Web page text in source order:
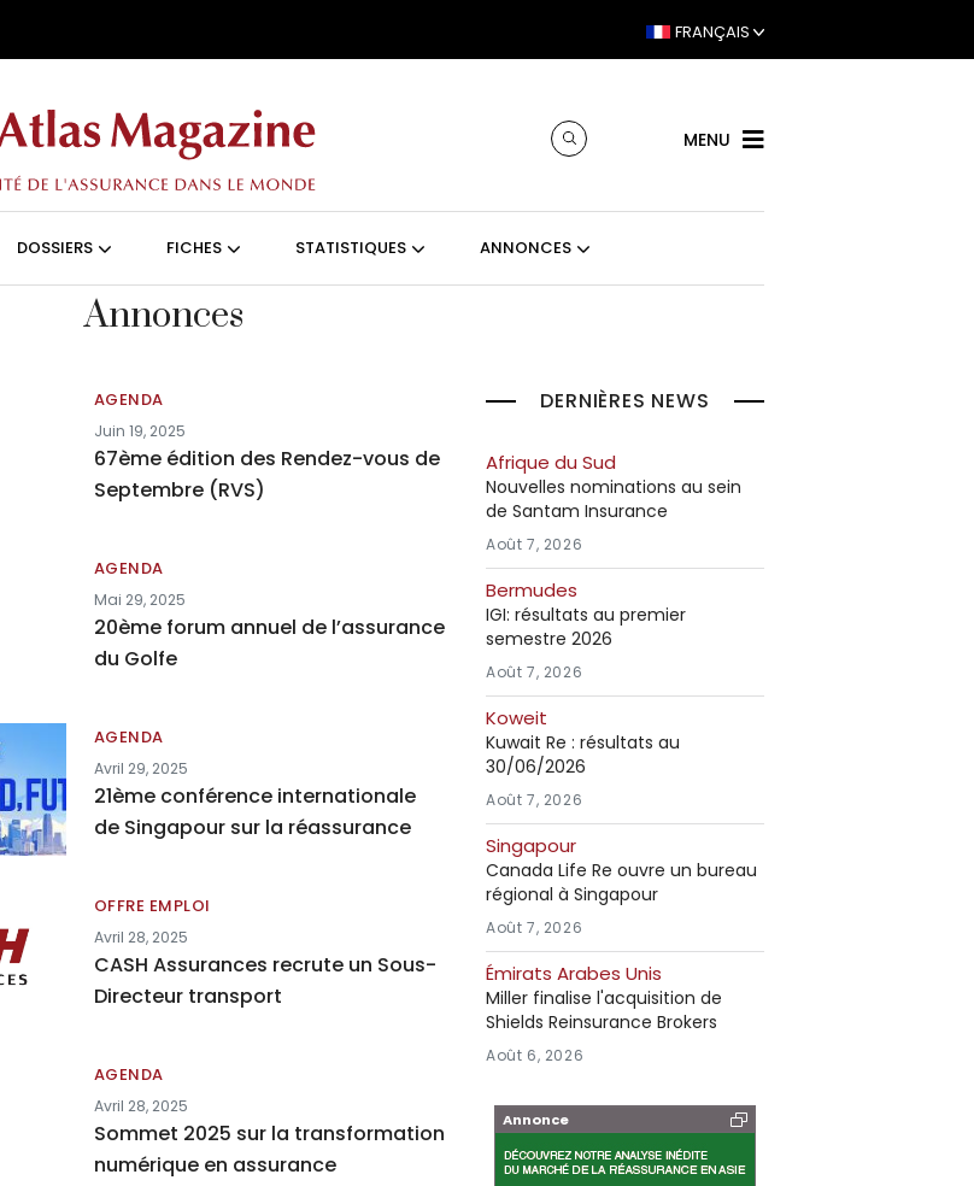
FRANÇAIS
MENU
DOSSIERS FICHES STATISTIQUES ANNONCES
Annonces
AGENDA
Juin 19, 2025
67ème édition des Rendez-vous de
Septembre (RVS)
AGENDA
Mai 29, 2025
20ème forum annuel de l’assurance
du Golfe
AGENDA
Avril 29, 2025
21ème conférence internationale
de Singapour sur la réassurance
OFFRE EMPLOI
Avril 28, 2025
CASH Assurances recrute un Sous-
Directeur transport
AGENDA
Avril 28, 2025
Sommet 2025 sur la transformation
numérique en assurance
DERNIÈRES NEWS
Afrique du Sud
Nouvelles nominations au sein
de Santam Insurance
Août 7, 2026
Bermudes
IGI: résultats au premier
semestre 2026
Août 7, 2026
Koweit
Kuwait Re : résultats au
30/06/2026
Août 7, 2026
Singapour
Canada Life Re ouvre un bureau
régional à Singapour
Août 7, 2026
Émirats Arabes Unis
Miller finalise l'acquisition de
Shields Reinsurance Brokers
Août 6, 2026
Annonce